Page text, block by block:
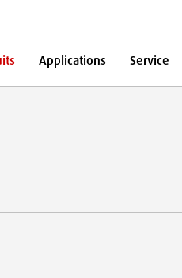
Applications Service